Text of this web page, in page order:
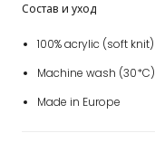
Состав и уход
100% acrylic (soft knit)
Machine wash (30*C)
Made in Europe